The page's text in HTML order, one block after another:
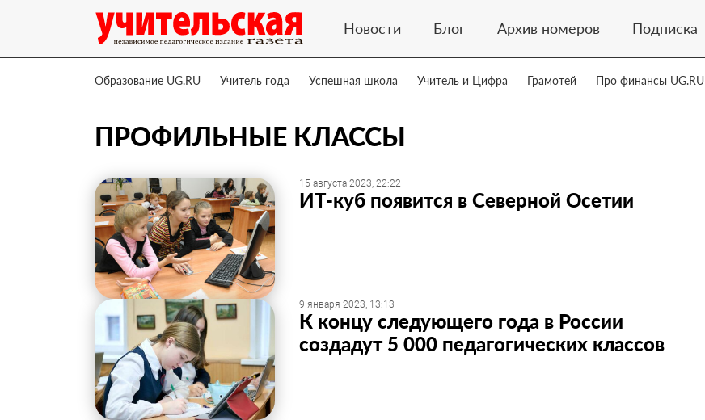
Новости Блог Архив номеров Подписка
Образование UG.RU Учитель года Успешная школа Учитель и Цифра Грамотей Про финансы UG.RU
ПРОФИЛЬНЫЕ КЛАССЫ
15 августа 2023, 22:22
ИТ-куб появится в Северной Осетии
9 января 2023, 13:13
К концу следующего года в России
создадут 5 000 педагогических классов